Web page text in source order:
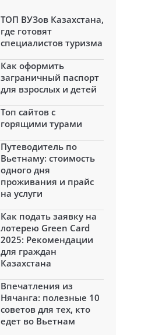
ТОП ВУЗов Казахстана,
где готовят
специалистов туризма
Как оформить
заграничный паспорт
для взрослых и детей
Топ сайтов с
горящими турами
Путеводитель по
Вьетнаму: стоимость
одного дня
проживания и прайс
на услуги
Как подать заявку на
лотерею Green Card
2025: Рекомендации
для граждан
Казахстана
Впечатления из
Нячанга: полезные 10
советов для тех, кто
едет во Вьетнам